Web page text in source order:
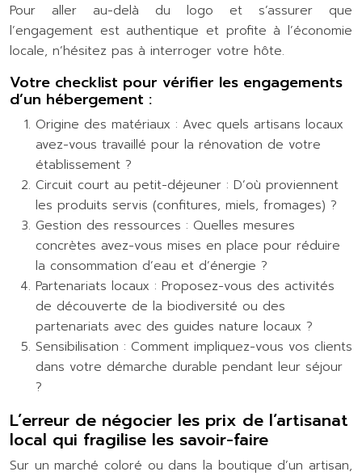
Pour aller au-delà du logo et s’assurer que
l’engagement est authentique et profite à l’économie
locale, n’hésitez pas à interroger votre hôte.
Votre checklist pour vérifier les engagements
d’un hébergement :
Origine des matériaux : Avec quels artisans locaux
avez-vous travaillé pour la rénovation de votre
établissement ?
Circuit court au petit-déjeuner : D’où proviennent
les produits servis (confitures, miels, fromages) ?
Gestion des ressources : Quelles mesures
concrètes avez-vous mises en place pour réduire
la consommation d’eau et d’énergie ?
Partenariats locaux : Proposez-vous des activités
de découverte de la biodiversité ou des
partenariats avec des guides nature locaux ?
Sensibilisation : Comment impliquez-vous vos clients
dans votre démarche durable pendant leur séjour
?
L’erreur de négocier les prix de l’artisanat
local qui fragilise les savoir-faire
Sur un marché coloré ou dans la boutique d’un artisan,